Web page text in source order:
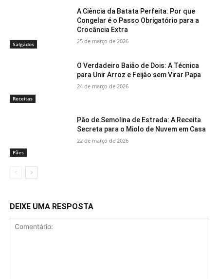
Salgados
A Ciência da Batata Perfeita: Por que
Congelar é o Passo Obrigatório para a
Crocância Extra
25 de março de 2026
Receitas
O Verdadeiro Baião de Dois: A Técnica
para Unir Arroz e Feijão sem Virar Papa
24 de março de 2026
Pães
Pão de Semolina de Estrada: A Receita
Secreta para o Miolo de Nuvem em Casa
22 de março de 2026
DEIXE UMA RESPOSTA